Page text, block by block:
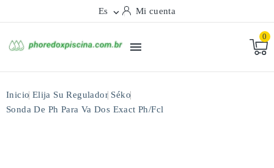
Es  Mi cuenta

0
Inicio Elija Su Regulador Séko
Sonda De Ph Para Va Dos Exact Ph/fcl